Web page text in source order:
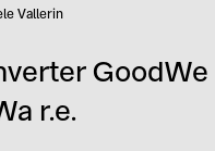
Vallerin
r.e.